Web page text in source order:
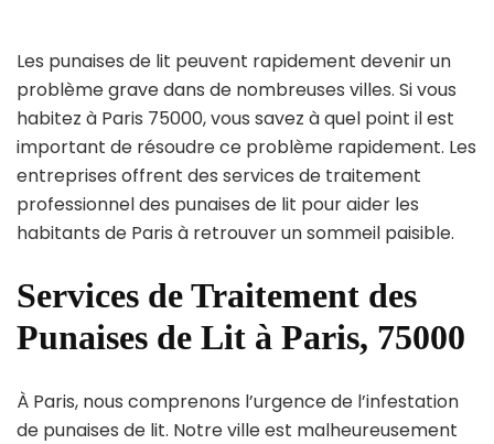
Les punaises de lit peuvent rapidement devenir un
problème grave dans de nombreuses villes. Si vous
habitez à Paris 75000, vous savez à quel point il est
important de résoudre ce problème rapidement. Les
entreprises offrent des services de traitement
professionnel des punaises de lit pour aider les
habitants de Paris à retrouver un sommeil paisible.
Services de Traitement des
Punaises de Lit à Paris, 75000
À Paris, nous comprenons l’urgence de l’infestation
de punaises de lit. Notre ville est malheureusement